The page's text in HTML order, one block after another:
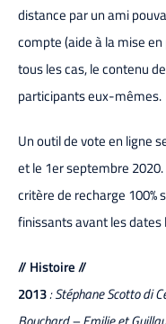
distance par un ami
compte (aide à la mise
tous les cas, le contenu
participants eux-mêmes.
Un outil de vote en ligne
et le 1er septembre 2020.
critère de recharge
finissants avant les
// Histoire //
2013: Stéphane Scotto di